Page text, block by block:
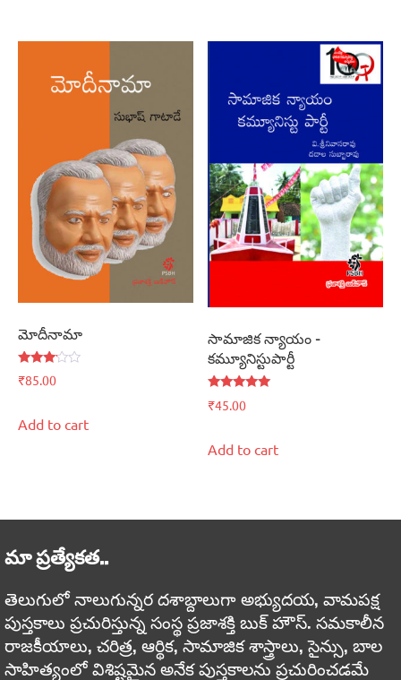
మోదీనామా
Rated
3.00
₹85.00
Add to cart
సామాజిక న్యాయం –
కమ్యూనిస్టుపార్టీ
Rated
5.00
₹45.00
Add to cart
మా ప్రత్యేకత..
తెలుగులో నాలుగున్నర దశాబ్దాలుగా అభ్యుదయ, వామపక్ష
పుస్తకాలు ప్రచురిస్తున్న సంస్థ ప్రజాశక్తి బుక్ హౌస్. సమకాలీన
రాజకీయాలు, చరిత్ర, ఆర్థిక, సామాజిక శాస్త్రాలు, సైన్సు, బాల
సాహిత్యంలో విశిష్టమైన అనేక పుస్తకాలను ప్రచురించడమే